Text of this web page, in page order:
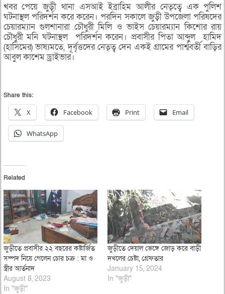
খবর পেয়ে জুড়ী থানা এসআই ইব্রাহিম আলীর নেতৃত্বে এক পুলিশ
ঘটনাস্থল পরিদর্শন করে করেন। পরদিন সকালে জুড়ী উপজেলা পরিষদের
চেয়ারম্যান গুলশানারা চৌধুরী মিলি ও ভাইস চেয়ারম্যান কিশোর রায়
চৌধুরী মনি ঘটনাস্থল পরিদর্শন করেন। প্রবাসীর পিতা আব্দুল হামিদ
(হাসিমের) ভাষ্যমতে, দূর্বৃত্তদের নেতৃত্ব দেন একই গ্রামের পার্শ্ববর্তী বাড়ির
আবুল কাশেম ড্রাইভার।
Share this:
X Facebook Print Email
WhatsApp
Related
জুড়ীতে প্রবাসীর ২২ বছরের কষ্টার্জিত
সম্পদ নিয়ে গেলেন চোর চক্র : মা ও
স্ত্রীর আর্তনাদ
August 8, 2023
In "জুড়ী"
জুড়ীতে দেয়াল ভেঙ্গে জোড় করে বাড়ী
দখলের চেষ্টা, গ্রেফতার
January 15, 2024
In "জুড়ী"